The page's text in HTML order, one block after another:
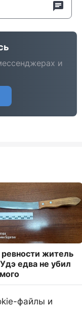
и
ревности житель
едва не убил
файлы и